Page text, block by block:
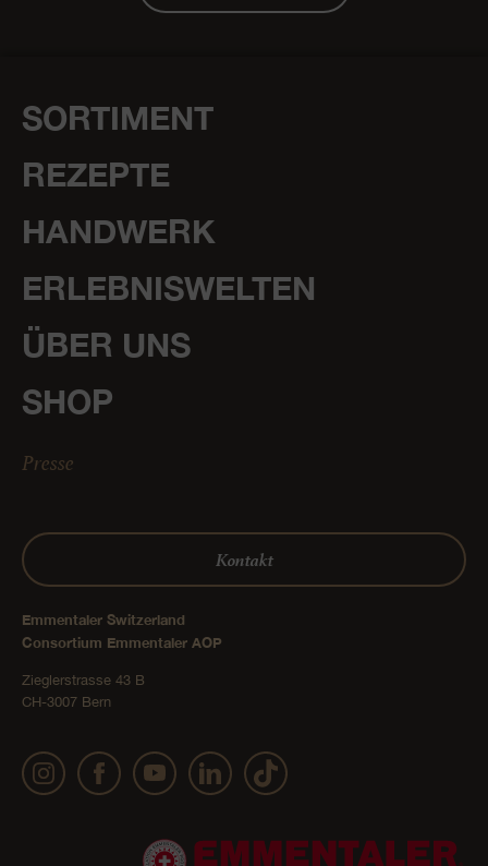
SORTIMENT
REZEPTE
HANDWERK
ERLEBNISWELTEN
ÜBER UNS
SHOP
Presse
Kontakt
Emmentaler Switzerland
Consortium Emmentaler AOP
Zieglerstrasse 43 B
CH-3007 Bern